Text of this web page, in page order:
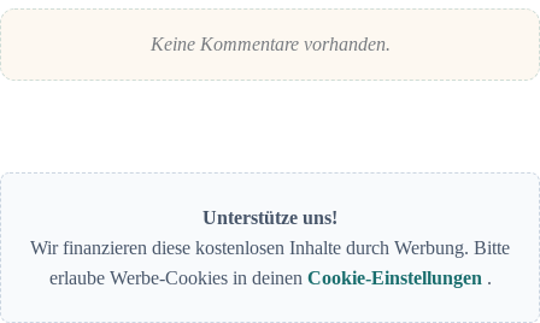
Keine Kommentare vorhanden.
Unterstütze uns!
Wir finanzieren diese kostenlosen Inhalte durch Werbung. Bitte
erlaube Werbe-Cookies in deinen Cookie-Einstellungen .